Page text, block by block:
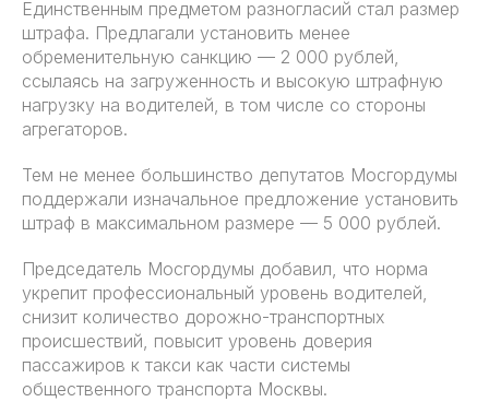
Единственным предметом разногласий стал размер
штрафа. Предлагали установить менее
обременительную санкцию — 2 000 рублей,
ссылаясь на загруженность и высокую штрафную
нагрузку на водителей, в том числе со стороны
агрегаторов.
Тем не менее большинство депутатов Мосгордумы
поддержали изначальное предложение установить
штраф в максимальном размере — 5 000 рублей.
Председатель Мосгордумы добавил, что норма
укрепит профессиональный уровень водителей,
снизит количество дорожно-транспортных
происшествий, повысит уровень доверия
пассажиров к такси как части системы
общественного транспорта Москвы.